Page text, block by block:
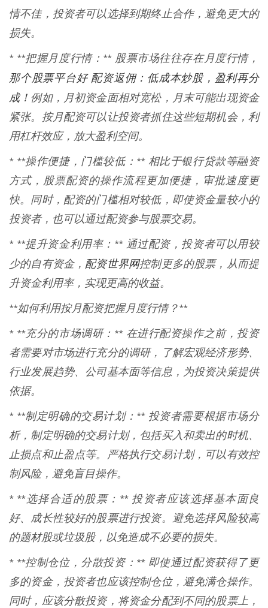
情不佳，投资者可以选择到期终止合作，避免更大的
损失。
* **把握月度行情：** 股票市场往往存在月度行情，
那个股票平台好 配资返佣：低成本炒股，盈利再分
成！ 例如，月初资金面相对宽松，月末可能出现资金
紧张。按月配资可以让投资者抓住这些短期机会，利
用杠杆效应，放大盈利空间。
* **操作便捷，门槛较低：** 相比于银行贷款等融资
方式，股票配资的操作流程更加便捷，审批速度更
快。同时，配资的门槛相对较低，即使资金量较小的
投资者，也可以通过配资参与股票交易。
* **提升资金利用率：** 通过配资，投资者可以用较
少的自有资金， 配资世界网控制更多的股票，从而提
升资金利用率，实现更高的收益。
**如何利用按月配资把握月度行情？**
* **充分的市场调研：** 在进行配资操作之前，投资
者需要对市场进行充分的调研，了解宏观经济形势、
行业发展趋势、公司基本面等信息，为投资决策提供
依据。
* **制定明确的交易计划：** 投资者需要根据市场分
析，制定明确的交易计划，包括买入和卖出的时机、
止损点和止盈点等。严格执行交易计划，可以有效控
制风险，避免盲目操作。
* **选择合适的股票：** 投资者应该选择基本面良
好、成长性较好的股票进行投资。避免选择风险较高
的题材股或垃圾股，以免造成不必要的损失。
* **控制仓位，分散投资：** 即使通过配资获得了更
多的资金，投资者也应该控制仓位，避免满仓操作。
同时，应该分散投资，将资金分配到不同的股票上，